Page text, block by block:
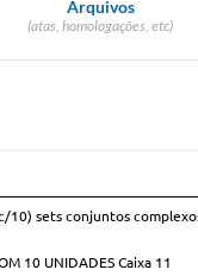
Arquivos
(atas, homologações, etc)
10) sets conjuntos
10 UNIDADES Caixa 11